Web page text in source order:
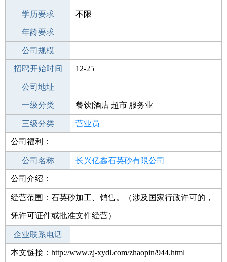
性别要求 -
学历要求 不限
工作经验
年龄要求
工作地点
公司规模
公司电话
招聘开始时间 12-25
招聘结束时间
公司地址
一级分类 餐饮|酒店|超市|服务业
二级分类 超市/销售
三级分类 营业员
其他行业
公司福利：
公司名称 长兴亿鑫石英砂有限公司
公司类型
公司介绍：
经营范围：石英砂加工、销售。（涉及国家行政许可的，
凭许可证件或批准文件经营）
企业联系电话
本文链接：http://www.zj-xydl.com/zhaopin/944.html